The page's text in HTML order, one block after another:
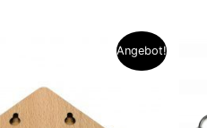
Angebot!
25,00 €.